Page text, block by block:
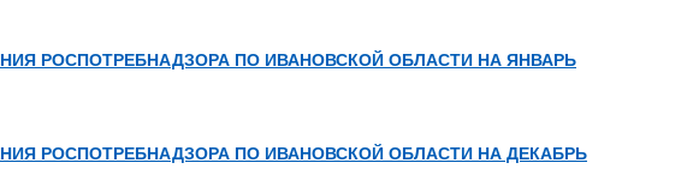
РОСПОТРЕБНАДЗОРА ПО ИВАНОВСКОЙ ОБЛАСТИ НА ЯНВАРЬ
РОСПОТРЕБНАДЗОРА ПО ИВАНОВСКОЙ ОБЛАСТИ НА ДЕКАБРЬ